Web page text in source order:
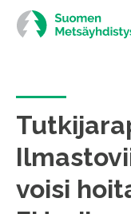
Siirry
suoraan
sisältöön
voisi